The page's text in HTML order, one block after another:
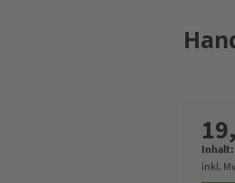
Inhalt:
inkl.